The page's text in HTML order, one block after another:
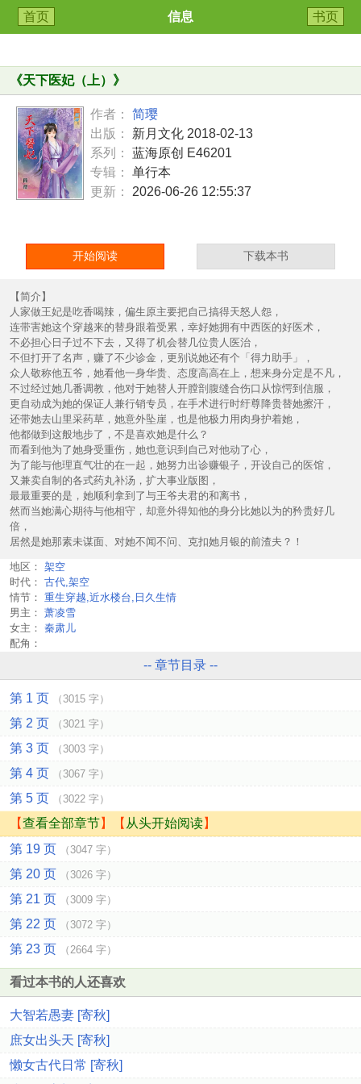
首页 信息 书页
《天下医妃（上） 》
作者：
简璎
出版：
新月文化 2018-02-13
系列：
蓝海原创 E46201
专辑：
单行本
更新：
2026-06-26 12:55:37
开始阅读 下载本书
【简介】
人家做王妃是吃香喝辣，偏生原主要把自己搞得天怒人怨，
连带害她这个穿越来的替身跟着受累，幸好她拥有中西医的好医术，
不必担心日子过不下去，又得了机会替几位贵人医治，
不但打开了名声，赚了不少诊金，更别说她还有个「得力助手」，
众人敬称他五爷，她看他一身华贵、态度高高在上，想来身分定是不凡，
不过经过她几番调教，他对于她替人开膛剖腹缝合伤口从惊愕到信服，
更自动成为她的保证人兼行销专员，在手术进行时纡尊降贵替她擦汗，
还带她去山里采药草，她意外坠崖，也是他极力用肉身护着她，
他都做到这般地步了，不是喜欢她是什么？
而看到他为了她身受重伤，她也意识到自己对他动了心，
为了能与他理直气壮的在一起，她努力出诊赚银子，开设自己的医馆，
又兼卖自制的各式药丸补汤，扩大事业版图，
最最重要的是，她顺利拿到了与王爷夫君的和离书，
然而当她满心期待与他相守，却意外得知他的身分比她以为的矜贵好几
倍，
居然是她那素未谋面、对她不闻不问、克扣她月银的前渣夫？！
地区： 架空
时代： 古代,架空
情节： 重生穿越,近水楼台,日久生情
男主： 萧凌雪
女主： 秦肃儿
配角：
-- 章节目录 --
第 1 页 （3015 字）
第 2 页 （3021 字）
第 3 页 （3003 字）
第 4 页 （3067 字）
第 5 页 （3022 字）
【查看全部章节】【 从头开始阅读】
第 19 页
（3047 字）
第 20 页 （3026 字）
第 21 页 （3009 字）
第 22 页 （3072 字）
第 23 页 （2664 字）
看过本书的人还喜欢
大智若愚妻 [寄秋]
庶女出头天 [寄秋]
懒女古代日常 [寄秋]